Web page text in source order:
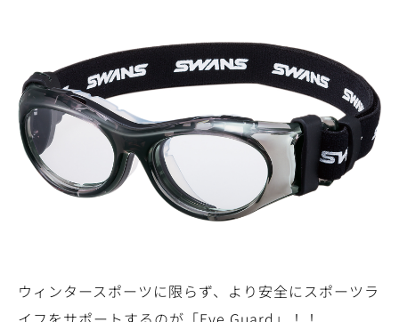
ウィンタースポーツに限らず、より安全にスポーツラ